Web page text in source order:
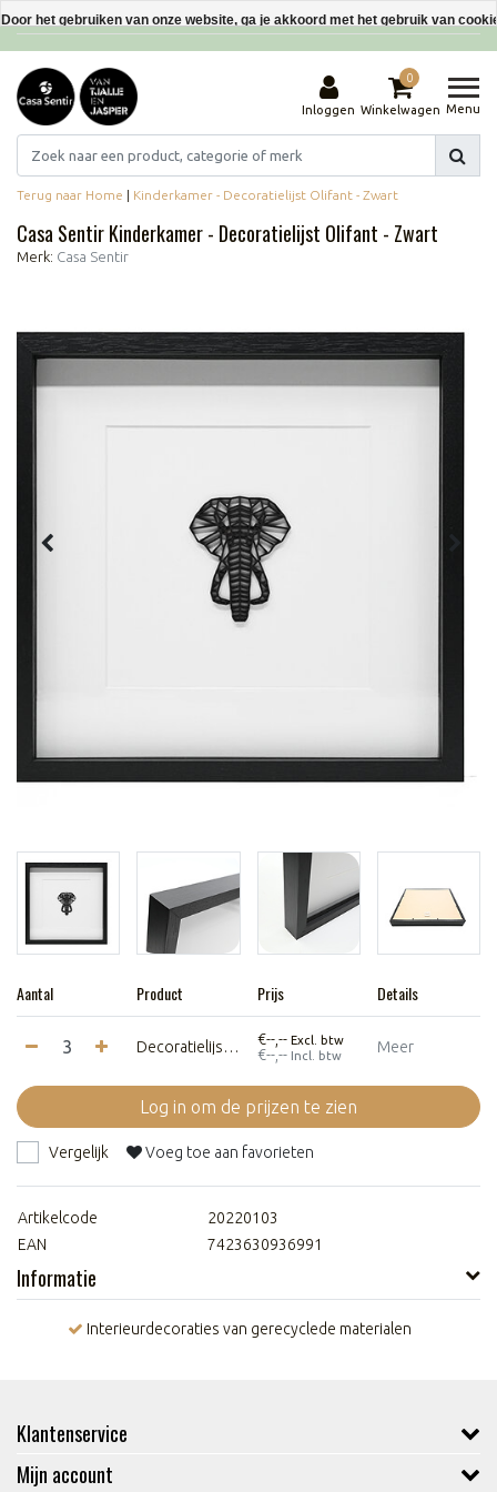
Interieurdecoraties van gerecyclede materialen
Inloggen
0
Winkelwagen Menu
Terug naar Home | Kinderkamer - Decoratielijst Olifant - Zwart
Casa Sentir Kinderkamer - Decoratielijst Olifant - Zwart
Merk: Casa Sentir
Aantal Product Prijs Details
Decoratielijst - Zwart - Olifant €--,-- Excl. btw
€--,-- Incl. btw Meer
Log in om de prijzen te zien
Vergelijk Voeg toe aan favorieten
Artikelcode
20220103
EAN
7423630936991
Informatie
Interieurdecoraties van gerecyclede materialen
Klantenservice
Mijn account
Door het gebruiken van onze website, ga je akkoord met het gebruik van